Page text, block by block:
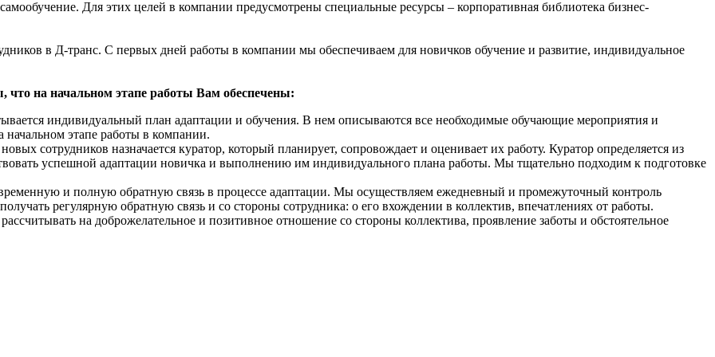
Для этих целей в компании предусмотрены специальные ресурсы – корпоративная библиотека бизнес-
в Д-транс. С первых дней работы в компании мы обеспечиваем для новичков обучение и развитие, индивидуальное
на начальном этапе работы Вам обеспечены:
индивидуальный план адаптации и обучения. В нем описываются все необходимые обучающие мероприятия и
этапе работы в компании.
сотрудников назначается куратор, который планирует, сопровождает и оценивает их работу. Куратор определяется из
успешной адаптации новичка и выполнению им индивидуального плана работы. Мы тщательно подходим к подготовке
и полную обратную связь в процессе адаптации. Мы осуществляем ежедневный и промежуточный контроль
регулярную обратную связь и со стороны сотрудника: о его вхождении в коллектив, впечатлениях от работы.
на доброжелательное и позитивное отношение со стороны коллектива, проявление заботы и обстоятельное